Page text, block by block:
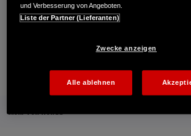
Honda
Industrie
Endress Motorgeräte GmbH - Industrial – Honda - HONDA
Mehr von Honda
und Verbesserung von Angeboten.
Liste der Partner (Lieferanten)
Zwecke anzeigen
Alle ablehnen